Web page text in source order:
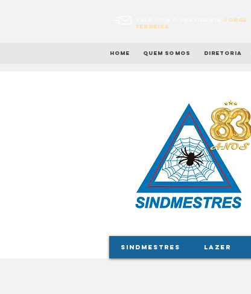
Jorge
Ferreira
SINDMESTRES LAZER
Home quem somos diretoria